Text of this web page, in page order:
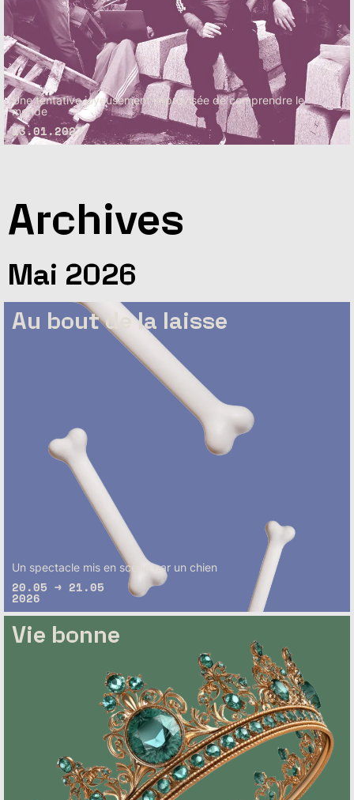
Une tentative joyeusement improvisée de comprendre le
monde
13.01.2027
Archives
Mai 2026
Au bout de la laisse
Un spectacle mis en scène par un chien
20.05 → 21.05
2026
Vie bonne